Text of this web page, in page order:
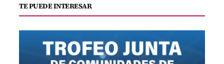
TE PUEDE INTERESAR